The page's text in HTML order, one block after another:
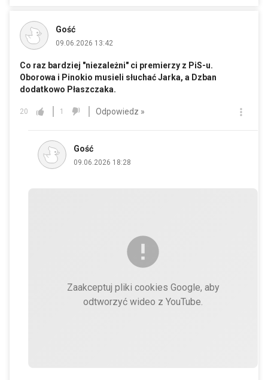
Gość
09.06.2026 13:42
Co raz bardziej "niezależni" ci premierzy z PiS-u.
Oborowa i Pinokio musieli słuchać Jarka, a Dzban
dodatkowo Płaszczaka.
20 1 Odpowiedz »
Gość
09.06.2026 18:28
Zaakceptuj pliki cookies Google, aby
odtworzyć wideo z YouTube.